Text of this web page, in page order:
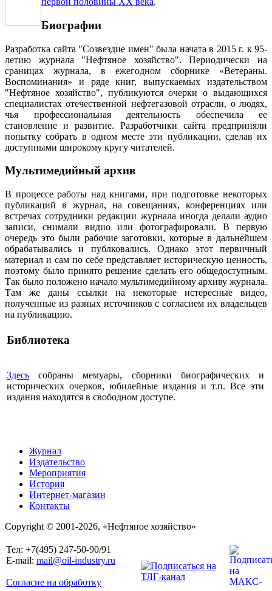
Биографии
Разработка сайта "Созвездие имен" была начата в 2015 г. к 95-
летию журнала "Нефтяное хозяйство". Периодически на
сраницах журнала, в ежегодном сборнике «Ветераны.
Воспоминания» и ряде книг, выпускаемых издательством
"Нефтяное хозяйство", публикуются очерки о выдающихся
специалистах отечественной нефтегазовой отрасли, о людях,
чья профессиональная деятельность обеспечила ее
становление и развитие. Разработчики сайта предприняли
попытку собрать в одном месте эти публикации, сделав их
доступными широкому кругу читателей.
Мультимедийный архив
В процессе работы над книгами, при подготовке некоторых
публикаций в журнал, на совещаниях, конференциях или
встречах сотрудники редакции журнала иногда делали аудио
записи, снимали видио или фотографировали. В первую
очередь это были рабочие заготовки, которые в дальнейшем
обрабатывались и публковались. Однако этот первичный
материал и сам по себе представляет историческую ценность,
поэтому было принято решение сделать его общедоступным.
Так было положено начало мультимедийному архиву журнала.
Там же даны ссылки на некоторые истересные видео,
полученные из разных источников с согласием их владельцев
на публикацию.
Библиотека
Здесь собраны мемуары, сборники биографических и
исторических очерков, юбилейные издания и т.п. Все эти
издания находятся в свободном доступе.
Журнал
Издательство
Мероприятия
История
Интернет-магазин
Контакты
Copyright © 2001-2026, «Нефтяное хозяйство»
Тел: +7(495) 247-50-90/91
E-mail: mail@oil-industry.ru
Согласие на обработку